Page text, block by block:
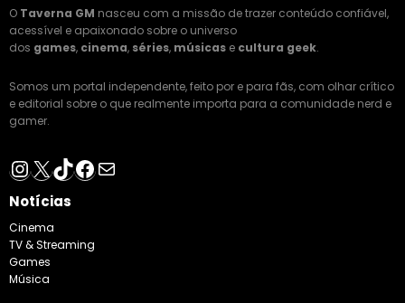
O Taverna GM nasceu com a missão de trazer conteúdo confiável,
acessível e apaixonado sobre o universo
dos games, cinema, séries, músicas e cultura geek.
Somos um portal independente, feito por e para fãs, com olhar crítico
e editorial sobre o que realmente importa para a comunidade nerd e
gamer.
Instagram
X TikTok
Facebook
E-mail
Notícias
Cinema
TV & Streaming
Games
Música